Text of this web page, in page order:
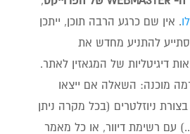
. אין שם כרגע הרבה תוכן, ייתכן
להתניע מחדש את
דיגיטליות של המגאזין לאתר.
מוכנה: השאלה אם ייצאו
ניוזלטרים (בכל מקרה ניתן
יהיה להרשם ל- RSS..) עם רשימת דיוור, או כל מאמר